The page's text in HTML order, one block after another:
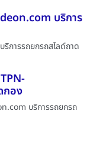
บริการ
การรถยกรถสไลด์ถาด
กอง
บริการรถยกรถ